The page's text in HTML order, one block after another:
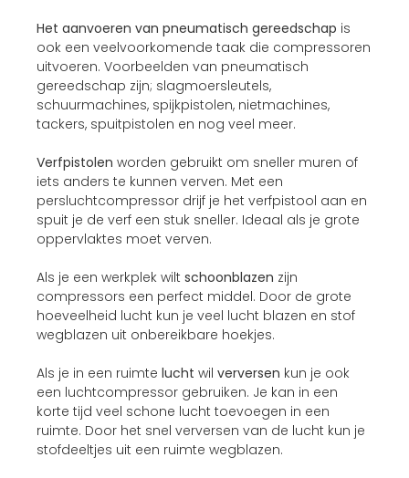
Het aanvoeren van pneumatisch gereedschap is
ook een veelvoorkomende taak die compressoren
uitvoeren. Voorbeelden van pneumatisch
gereedschap zijn; slagmoersleutels,
schuurmachines, spijkpistolen, nietmachines,
tackers, spuitpistolen en nog veel meer.
Verfpistolen worden gebruikt om sneller muren of
iets anders te kunnen verven. Met een
persluchtcompressor drijf je het verfpistool aan en
spuit je de verf een stuk sneller. Ideaal als je grote
oppervlaktes moet verven.
Als je een werkplek wilt schoonblazen zijn
compressors een perfect middel. Door de grote
hoeveelheid lucht kun je veel lucht blazen en stof
wegblazen uit onbereikbare hoekjes.
Als je in een ruimte lucht wil verversen kun je ook
een luchtcompressor gebruiken. Je kan in een
korte tijd veel schone lucht toevoegen in een
ruimte. Door het snel verversen van de lucht kun je
stofdeeltjes uit een ruimte wegblazen.